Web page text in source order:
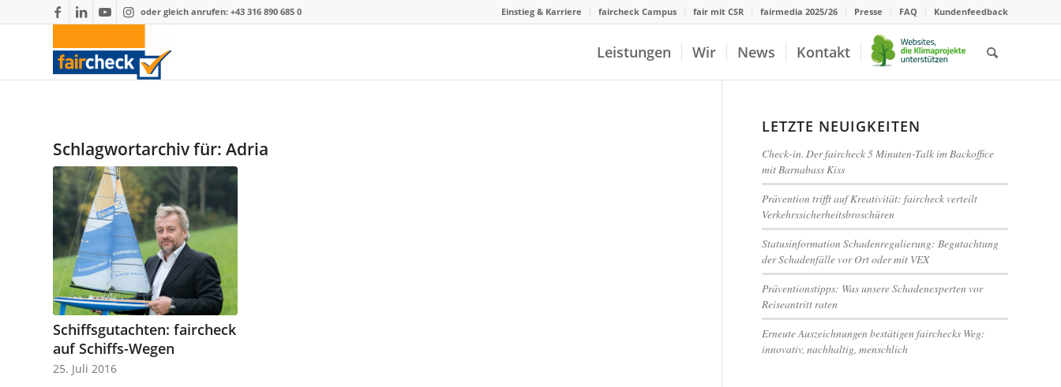
Einstieg & Karriere faircheck Campus fair mit CSR fairmedia 2025/26 Presse FAQ Kundenfeedback
oder gleich anrufen: +43 316 890 685 0
Leistungen Wir News Kontakt
Schlagwortarchiv für: Adria
Schiffsgutachten: faircheck
auf Schiffs-Wegen
25. Juli 2016
LETZTE NEUIGKEITEN
Check-in. Der faircheck 5 Minuten-Talk im Backoffice
mit Barnabass Kiss
Prävention trifft auf Kreativität: faircheck verteilt
Verkehrssicherheitsbroschüren
Statusinformation Schadenregulierung: Begutachtung
der Schadenfälle vor Ort oder mit VEX
Präventionstipps: Was unsere Schadenexperten vor
Reiseantritt raten
Erneute Auszeichnungen bestätigen fairchecks Weg:
innovativ, nachhaltig, menschlich